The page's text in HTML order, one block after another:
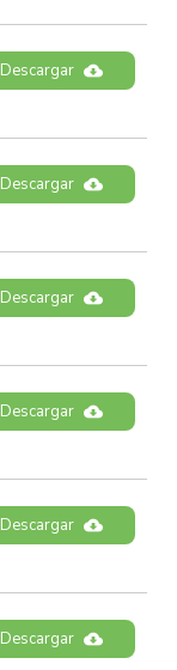
Descargar
Descargar
Descargar
Descargar
Descargar
Descargar